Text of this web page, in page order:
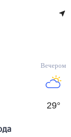
Вечером
29°